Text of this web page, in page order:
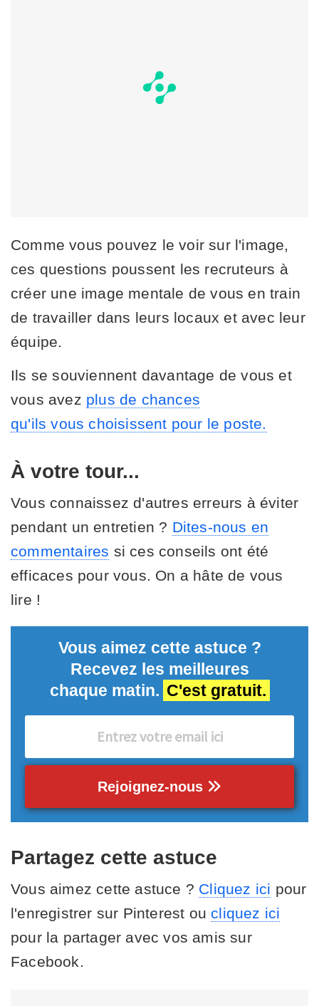
Comme vous pouvez le voir sur l'image,
ces questions poussent les recruteurs à
créer une image mentale de vous en train
de travailler dans leurs locaux et avec leur
équipe.
Ils se souviennent davantage de vous et
vous avez plus de chances
qu'ils vous choisissent pour le poste.
À votre tour...
Vous connaissez d'autres erreurs à éviter
pendant un entretien ? Dites-nous en
commentaires si ces conseils ont été
efficaces pour vous. On a hâte de vous
lire !
Vous aimez cette astuce ?
Recevez les meilleures
chaque matin. C'est gratuit.
Rejoignez-nous
Partagez cette astuce
Vous aimez cette astuce ? Cliquez ici pour
l'enregistrer sur Pinterest ou cliquez ici
pour la partager avec vos amis sur
Facebook.